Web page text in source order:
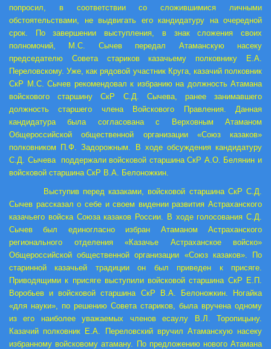
попросил, в соответствии со сложившимися личными
обстоятельствами, не выдвигать его кандидатуру на очередной
срок. По завершении выступления, в знак сложения своих
полномочий, М.С. Сычев передал Атаманскую насеку
председателю Совета стариков казачьему полковнику Е.А.
Переловскому. Уже, как рядовой участник Круга, казачий полковник
СкР М.С. Сычев рекомендовал к избранию на должность Атамана
войскового старшину СкР С.Д. Сычева, ранее занимавшего
должность старшего члена Войскового Правления. Данная
кандидатура была согласована с Верховным Атаманом
Общероссийской общественной организации «Союз казаков»
полковником П.Ф. Задорожным. В ходе обсуждения кандидатуру
С.Д. Сычева поддержали войсковой старшина СкР А.О. Белянин и
войсковой старшина СкР В.А. Белоножкин.
Выступив перед казаками, войсковой старшина СкР С.Д.
Сычев рассказал о себе и своем видении развития Астраханского
казачьего войска Союза казаков России. В ходе голосования С.Д.
Сычев был единогласно избран Атаманом Астраханского
регионального отделения «Казачье Астраханское войско»
Общероссийской общественной организации «Союз казаков». По
старинной казачьей традиции он был приведен к присяге.
Приводящими к присяге выступили войсковой старшина СкР Е.П.
Воробьев и войсковой старшина СкР В.А. Белоножкин. Ногайка
«для науки», по решению Совета стариков, была вручена одному
из его наиболее уважаемых членов есаулу В.Л. Торопицыну.
Казачий полковник Е.А. Переловский вручил Атаманскую насеку
избранному войсковому атаману. По предложению нового Атамана